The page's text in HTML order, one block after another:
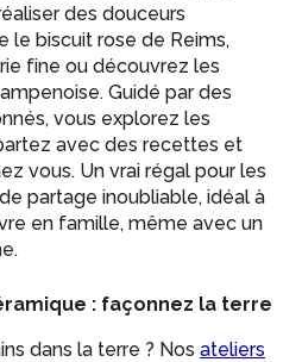
des douceurs
biscuit rose de Reims,
fine ou découvrez les
Guidé par des
vous explorez les
avec des recettes et
vous. Un vrai régal pour les
partage inoubliable, idéal à
en famille, même avec un
: façonnez la terre
dans la terre ? Nos ateliers